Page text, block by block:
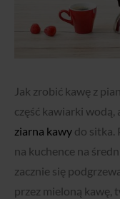
Jak zrobić kawę z
część kawiarki
ziarna kawy do sitka.
na kuchence na
zacznie się
przez mieloną kawę,